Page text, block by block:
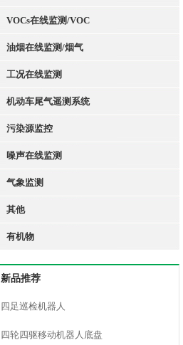
VOCs在线监测/VOC
油烟在线监测/烟气
工况在线监测
机动车尾气遥测系统
污染源监控
噪声在线监测
气象监测
其他
有机物
新品推荐
四足巡检机器人
四轮四驱移动机器人底盘